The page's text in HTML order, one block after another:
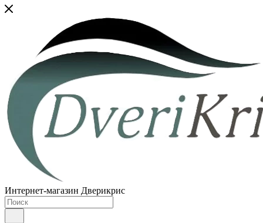
Интернет-магазин Дверикрис